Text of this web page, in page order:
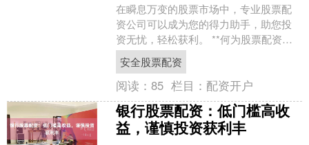
在瞬息万变的股票市场中，专业股票配
资公司可以成为您的得力助手，助您投
资无忧，轻松获利。 **何为股票配资？**
股票配资是一种融资方式，投资者可以
向配资公司借入....
安全股票配资
阅读：85 栏目： 配资开户
银行股票配资：低门槛高收
益，谨慎投资获利丰